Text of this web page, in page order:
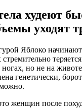
худеют
уходят
Яблоко начинают
но не на
генетически,